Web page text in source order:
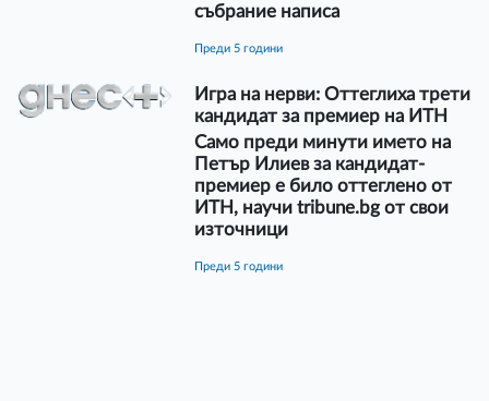
събрание написа
преди 5 години
Игра на нерви: Оттеглиха трети
кандидат за премиер на ИТН
Само преди минути името на
Петър Илиев за кандидат-
премиер е било оттеглено от
ИТН, научи tribune.bg от свои
източници
преди 5 години